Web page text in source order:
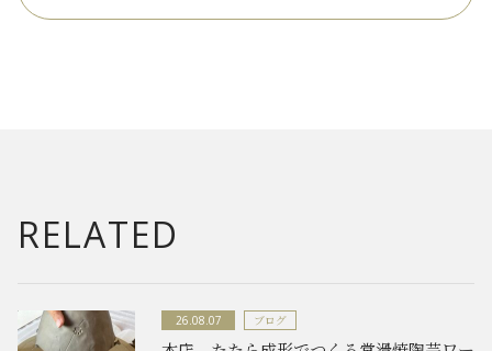
RELATED
26.08.07 ブログ